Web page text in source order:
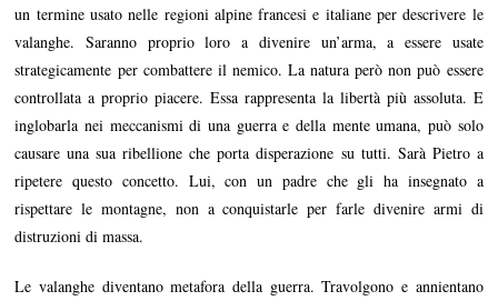
un termine usato nelle regioni alpine francesi e italiane per descrivere le
valanghe. Saranno proprio loro a divenire un’arma, a essere usate
strategicamente per combattere il nemico. La natura però non può essere
controllata a proprio piacere. Essa rappresenta la libertà più assoluta. E
inglobarla nei meccanismi di una guerra e della mente umana, può solo
causare una sua ribellione che porta disperazione su tutti. Sarà Pietro a
ripetere questo concetto. Lui, con un padre che gli ha insegnato a
rispettare le montagne, non a conquistarle per farle divenire armi di
distruzioni di massa.
Le valanghe diventano metafora della guerra. Travolgono e annientano